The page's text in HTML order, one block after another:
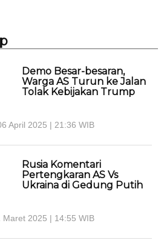
Demo Besar-besaran,
Warga AS Turun ke Jalan
Tolak Kebijakan Trump
April 2025 | 21:36 WIB
Rusia Komentari
Pertengkaran AS Vs
Ukraina di Gedung Putih
Maret 2025 | 14:55 WIB